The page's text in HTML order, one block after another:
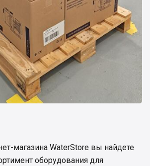
магазина WaterStore вы найдете
оборудования для